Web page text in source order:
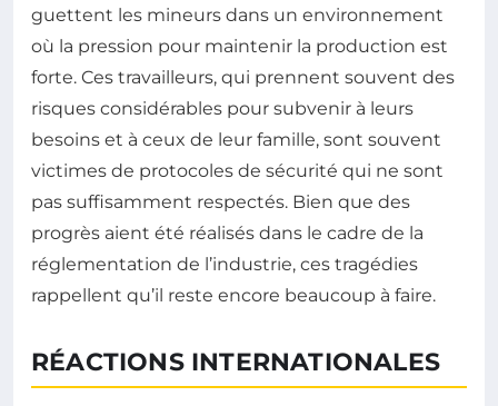
guettent les mineurs dans un environnement
où la pression pour maintenir la production est
forte. Ces travailleurs, qui prennent souvent des
risques considérables pour subvenir à leurs
besoins et à ceux de leur famille, sont souvent
victimes de protocoles de sécurité qui ne sont
pas suffisamment respectés. Bien que des
progrès aient été réalisés dans le cadre de la
réglementation de l’industrie, ces tragédies
rappellent qu’il reste encore beaucoup à faire.
RÉACTIONS INTERNATIONALES